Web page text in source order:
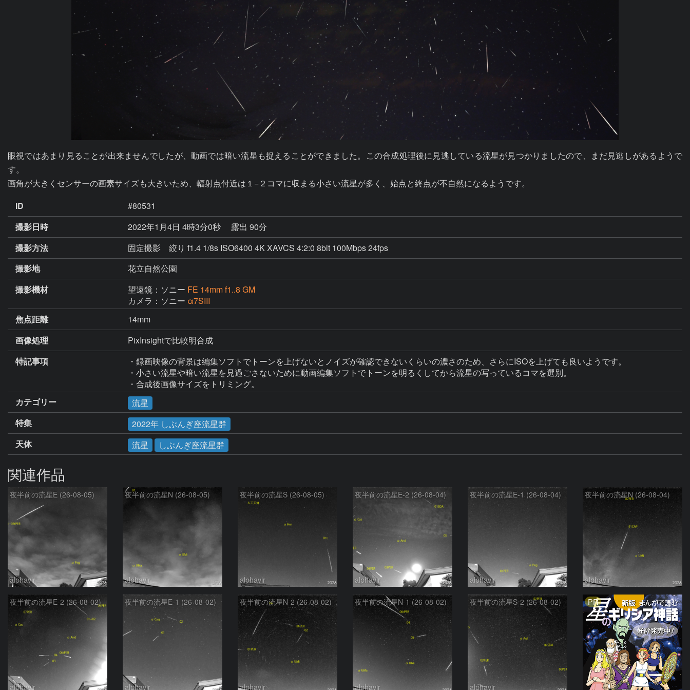
眼視ではあまり見ることが出来ませんでしたが、動画では暗い流星も捉えることができました。この合成処理後に見逃している流星が見つかりましたので、まだ見逃しがあるようで
す。
画角が大きくセンサーの画素サイズも大きいため、輻射点付近は１−２コマに収まる小さい流星が多く、始点と終点が不自然になるようです。
ID
#80531
撮影日時
2022年1月4日 4時3分0秒
露出 90分
撮影方法
固定撮影 絞り f1.4 1/8s ISO6400 4K XAVCS 4:2:0 8bit 100Mbps 24fps
撮影地
花立自然公園
撮影機材
望遠鏡：ソニー FE 14mm f1..8 GM
カメラ：ソニー α7SIII
焦点距離
14mm
画像処理
PixInsightで比較明合成
特記事項
・録画映像の背景は編集ソフトでトーンを上げないとノイズが確認できないくらいの濃さのため、さらにISOを上げても良いようです。
・小さい流星や暗い流星を見過ごさないために動画編集ソフトでトーンを明るくしてから流星の写っているコマを選別。
カテゴリー
流星
特集
2022年 しぶんぎ座流星群
天体
流星 しぶんぎ座流星群
関連作品
夜半前の流星E (26-08-05)
alphavir
夜半前の流星N (26-08-05)
alphavir
夜半前の流星S (26-08-05)
alphavir
夜半前の流星E-2 (26-08-04)
alphavir
夜半前の流星E-1 (26-08-04)
alphavir
夜半前の流星N (26-08-04)
alphavir
夜半前の流星E-2 (26-08-02)
alphavir
夜半前の流星E-1 (26-08-02)
alphavir
夜半前の流星N-2 (26-08-02)
alphavir
夜半前の流星N-1 (26-08-02)
alphavir
夜半前の流星S-2 (26-08-02)
alphavir
PR